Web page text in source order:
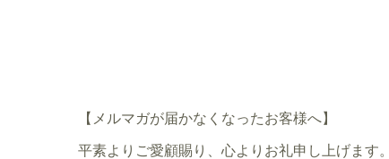
【メルマガが届かなくなったお客様へ】
平素よりご愛顧賜り、心よりお礼申し上げます。